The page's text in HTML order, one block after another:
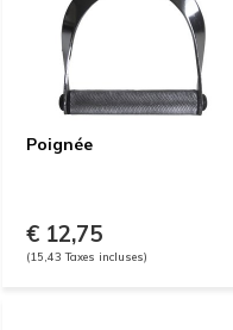
Poignée
€ 12,75
(15,43 Taxes incluses)